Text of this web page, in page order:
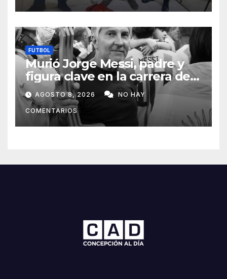
FUTBOL
Murió Jorge Messi, padre y
figura clave en la carrera de
Lionel Messi
AGOSTO 8, 2026 NO HAY
COMENTARIOS